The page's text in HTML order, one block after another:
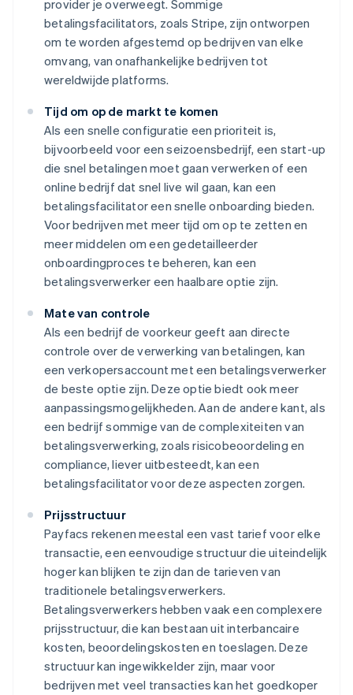
provider je overweegt. Sommige
betalingsfacilitators, zoals Stripe, zijn ontworpen
om te worden afgestemd op bedrijven van elke
omvang, van onafhankelijke bedrijven tot
wereldwijde platforms.
Tijd om op de markt te komen
Als een snelle configuratie een prioriteit is,
bijvoorbeeld voor een seizoensbedrijf, een start-up
die snel betalingen moet gaan verwerken of een
online bedrijf dat snel live wil gaan, kan een
betalingsfacilitator een snelle onboarding bieden.
Voor bedrijven met meer tijd om op te zetten en
meer middelen om een gedetailleerder
onboardingproces te beheren, kan een
betalingsverwerker een haalbare optie zijn.
Mate van controle
Als een bedrijf de voorkeur geeft aan directe
controle over de verwerking van betalingen, kan
een verkopersaccount met een betalingsverwerker
de beste optie zijn. Deze optie biedt ook meer
aanpassingsmogelijkheden. Aan de andere kant, als
een bedrijf sommige van de complexiteiten van
betalingsverwerking, zoals risicobeoordeling en
compliance, liever uitbesteedt, kan een
betalingsfacilitator voor deze aspecten zorgen.
Prijsstructuur
Payfacs rekenen meestal een vast tarief voor elke
transactie, een eenvoudige structuur die uiteindelijk
hoger kan blijken te zijn dan de tarieven van
traditionele betalingsverwerkers.
Betalingsverwerkers hebben vaak een complexere
prijsstructuur, die kan bestaan uit interbancaire
kosten, beoordelingskosten en toeslagen. Deze
structuur kan ingewikkelder zijn, maar voor
bedrijven met veel transacties kan het goedkoper